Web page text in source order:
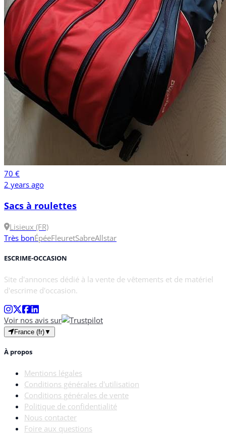
70 €
2 years ago
Sacs à roulettes
Lisieux (FR)
Très bonÉpéeFleuretSabreAllstar
ESCRIME-OCCASION
Site d'annonces dédié à la vente de vêtements et de matériel
d'escrime d'occasion.
Voir nos avis sur
France (fr)▼
À propos
Mentions légales
Conditions générales d'utilisation
Conditions générales de vente
Politique de confidentialité
Nous contacter
Foire aux questions